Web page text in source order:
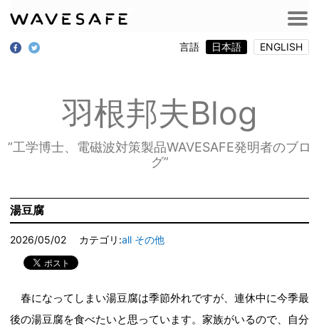
言語 日本語 ENGLISH
羽根邦夫Blog
”工学博士、電磁波対策製品WAVESAFE発明者のブロ
グ”
湯豆腐
2026/05/02 カテゴリ:all その他
春になってしまい湯豆腐は季節外れですが、連休中に今季最
後の湯豆腐を食べたいと思っています。家族がいるので、自分